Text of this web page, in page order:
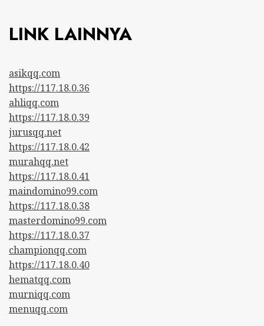
LINK LAINNYA
asikqq.com
https://117.18.0.36
ahliqq.com
https://117.18.0.39
jurusqq.net
https://117.18.0.42
murahqq.net
https://117.18.0.41
maindomino99.com
https://117.18.0.38
masterdomino99.com
https://117.18.0.37
championqq.com
https://117.18.0.40
hematqq.com
murniqq.com
menuqq.com